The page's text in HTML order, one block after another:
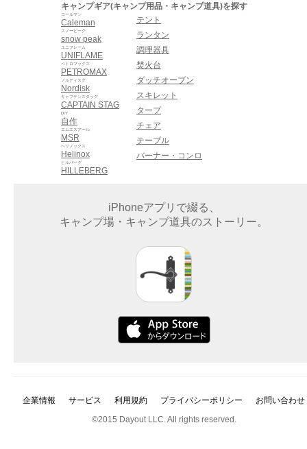
キャンプギア(キャンプ用品・キャンプ道具)を探す
Caleman
コールマン
snow peak
スノーピーク
UNIFLAME
ユニフレーム
PETROMAX
ペトロマックス
Nordisk
ノルディスク
CAPTAIN STAG
キャプテンスタッグ
自作
DIY
MSR
エムエスアール
Helinox
ヘリノックス
HILLEBERG
ヒルバーグ
テント
ランタン
調理器具
焚火台
ダッチオーブン
スキレット
タープ
チェア
テーブル
バーナー・コンロ
iPhoneアプリで綴る、
キャンプ場・キャンプ道具のストーリー。
企業情報 サービス 利用規約 プライバシーポリシー
お問い合わせ
©2015 Dayout LLC. All rights reserved.